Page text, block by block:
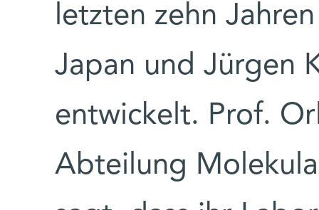
letzten zehn
Japan und Jürgen
entwickelt. Prof.
Abteilung